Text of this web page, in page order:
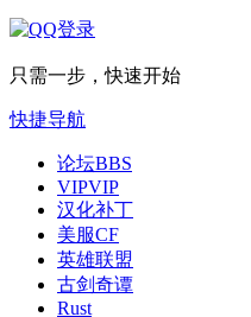
只需一步，快速开始
快捷导航
论坛BBS
VIPVIP
汉化补丁
美服CF
英雄联盟
古剑奇谭
Rust